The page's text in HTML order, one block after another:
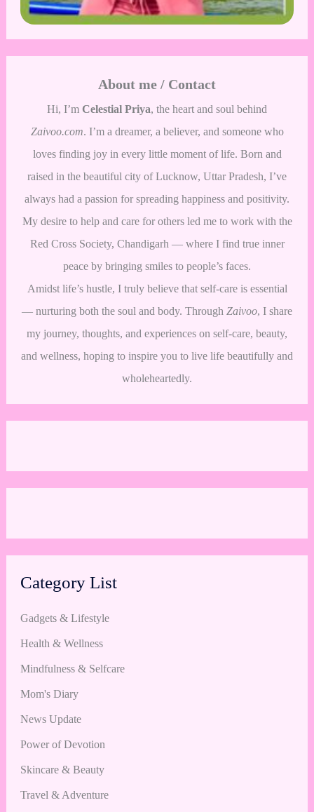
About me / Contact
Hi, I’m Celestial Priya, the heart and soul behind
Zaivoo.com. I’m a dreamer, a believer, and someone who
loves finding joy in every little moment of life. Born and
raised in the beautiful city of Lucknow, Uttar Pradesh, I’ve
always had a passion for spreading happiness and positivity.
My desire to help and care for others led me to work with the
Red Cross Society, Chandigarh — where I find true inner
peace by bringing smiles to people’s faces.
Amidst life’s hustle, I truly believe that self-care is essential
— nurturing both the soul and body. Through Zaivoo, I share
my journey, thoughts, and experiences on self-care, beauty,
and wellness, hoping to inspire you to live life beautifully and
wholeheartedly.
Category List
Gadgets & Lifestyle
Health & Wellness
Mindfulness & Selfcare
Mom's Diary
News Update
Power of Devotion
Skincare & Beauty
Travel & Adventure